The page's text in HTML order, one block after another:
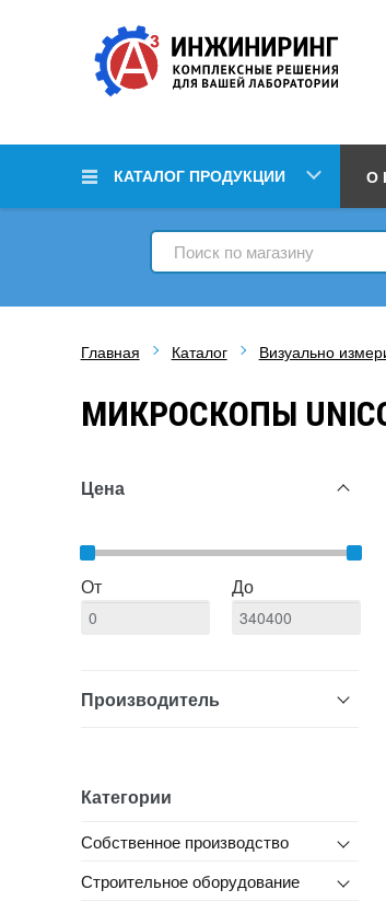
КАТАЛОГ ПРОДУКЦИИ О
Главная Каталог Визуально
МИКРОСКОПЫ
Цена
От До
Производитель
Категории
Собственное производство
Строительное оборудование